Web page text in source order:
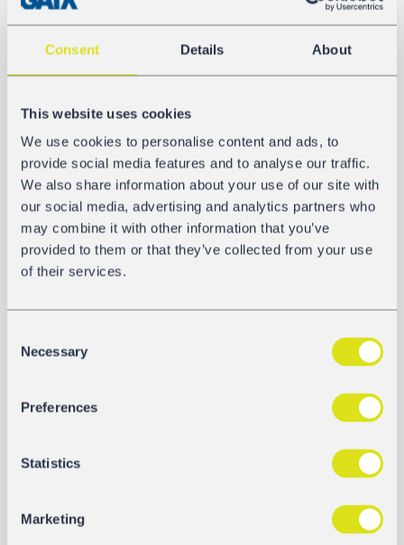
Consent Details About
This website uses cookies
We use cookies to personalise content and ads, to
provide social media features and to analyse our traffic.
We also share information about your use of our site with
our social media, advertising and analytics partners who
may combine it with other information that you’ve
provided to them or that they’ve collected from your use
of their services.
Selection
Necessary
Preferences
Statistics
Marketing
Écartement essieux extrême
13.900 mm
26 bar
Pare soleil
Oui
Température basse de service
-20 °C